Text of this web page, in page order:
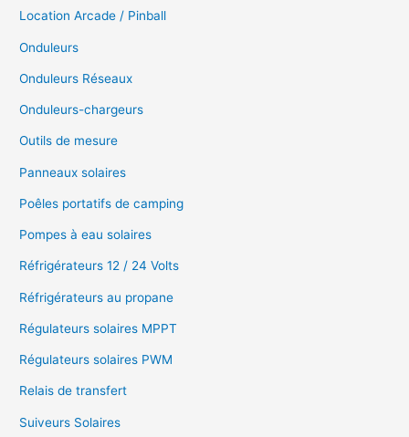
Location Arcade / Pinball
Onduleurs
Onduleurs Réseaux
Onduleurs-chargeurs
Outils de mesure
Panneaux solaires
Poêles portatifs de camping
Pompes à eau solaires
Réfrigérateurs 12 / 24 Volts
Réfrigérateurs au propane
Régulateurs solaires MPPT
Régulateurs solaires PWM
Relais de transfert
Suiveurs Solaires